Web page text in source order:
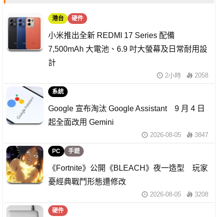
港台 硬件
小米推出全新 REDMI 17 Series 配備
7,500mAh 大電池、6.9 吋大螢幕及日常耐用設
計
2小時 2058
系統
Google 宣布淘汰 Google Assistant 9 月 4 日
起全面改用 Gemini
2026-08-05 3847
PC 手遊
《Fortnite》公開《BLEACH》夜一造型 玩家
憂經典戰鬥形態遭修改
2026-08-05 3208
硬件